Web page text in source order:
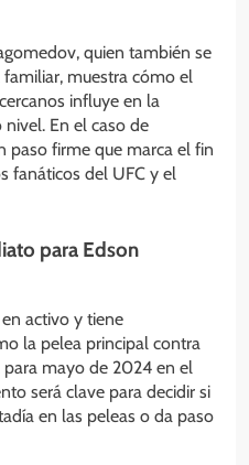
quien también se
muestra cómo el
influye en la
En el caso de
paso firme que marca el fin
fanáticos del UFC y el
para Edson
activo y tiene
la pelea principal contra
mayo de 2024 en el
será clave para decidir si
en las peleas o da paso